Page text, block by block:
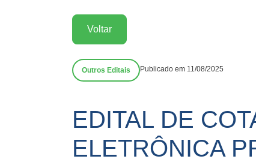
Voltar
Outros Editais Publicado em 11/08/2025
EDITAL DE
ELETRÔNICA